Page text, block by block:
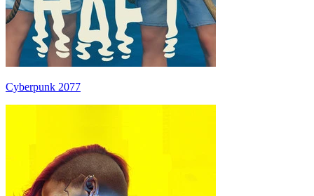
Cyberpunk 2077